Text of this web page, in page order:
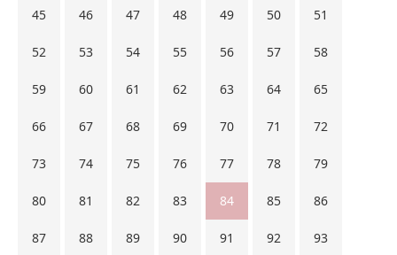
45 46 47 48 49 50 51
52 53 54 55 56 57 58
59 60 61 62 63 64 65
66 67 68 69 70 71 72
73 74 75 76 77 78 79
80 81 82 83 84 85 86
87 88 89 90 91 92 93